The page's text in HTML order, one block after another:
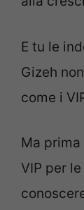
E tu le
Gizeh
come i
Ma prima
VIP per